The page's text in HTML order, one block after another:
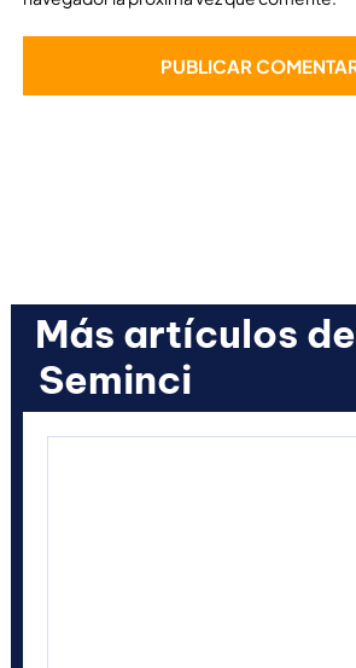
Más artículos de
Seminci